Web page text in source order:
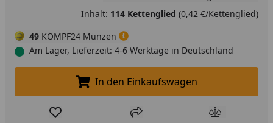
Inhalt: 114 Kettenglied (0,42 €/Kettenglied)
49 KÖMPF24 Münzen
Am Lager, Lieferzeit: 4-6 Werktage in Deutschland
In den Einkaufswagen legen
In den Einkaufswagen
Produkt zur Wunschliste hinzufügen
Teilen Produkt